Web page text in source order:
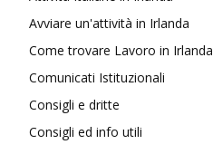
Avviare un'attività in Irlanda
Come trovare Lavoro in Irlanda
Comunicati Istituzionali
Consigli e dritte
Consigli ed info utili